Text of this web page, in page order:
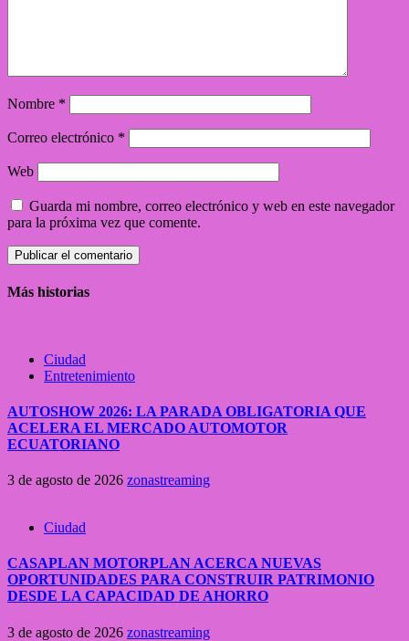
Nombre *
Correo electrónico *
Web
Guarda mi nombre, correo electrónico y web en este navegador
para la próxima vez que comente.
Más historias
Ciudad
Entretenimiento
AUTOSHOW 2026: LA PARADA OBLIGATORIA QUE
ACELERA EL MERCADO AUTOMOTOR
ECUATORIANO
3 de agosto de 2026 zonastreaming
Ciudad
CASAPLAN MOTORPLAN ACERCA NUEVAS
OPORTUNIDADES PARA CONSTRUIR PATRIMONIO
DESDE LA CAPACIDAD DE AHORRO
3 de agosto de 2026 zonastreaming